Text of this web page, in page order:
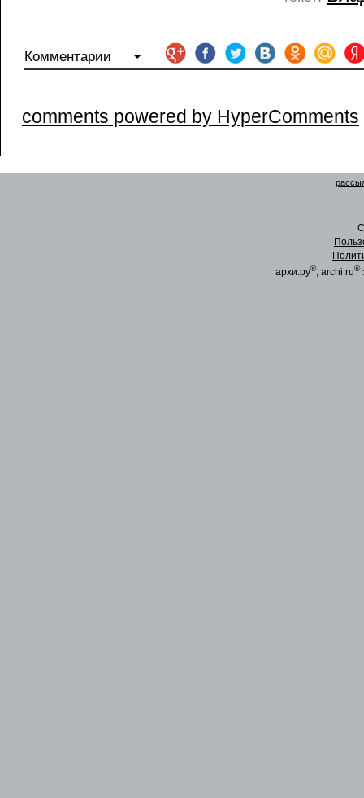
Комментарии
comments powered by HyperComments
архи.ру®, archi.ru®